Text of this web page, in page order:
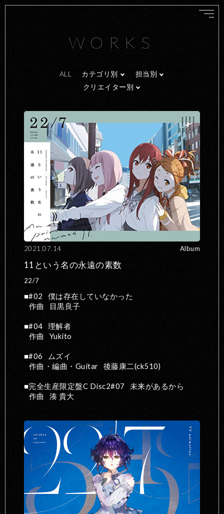
WORKS
ALL カテゴリ別
担当別
クリエイター別
2021.07.14 Album
11という名の永遠の素数
22/7
#02
僕は存在していなかった
作曲
目黒良子
#04
理解者
作曲
Yukito
#06
ムズイ
作曲・編曲・Guitar
後藤康二(ck510)
完全生産限定盤C Disc2#07
未来があるから
作曲
湊 貴大